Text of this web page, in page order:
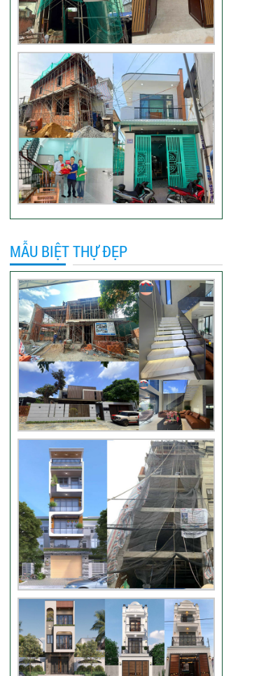
Hóc Môn
Đánh giá của khách
hàng xây nhà 3 tầng
tại Thủ Đức
Video đánh giá của
khách hàng anh Hào
Quận Gò Vấp-Xây
nhà trọn gói
VIDEO đánh giá của
khách hàng xây nhà
trọn gói tại TP Thủ
Video sửa nhà trọn
gói tại Tân Bình
Video hình ảnh thi
công nhà anh Hiếu
Video bàn giao nhà
chị Phượng – Nhà Bè
TPHCM
Video đánh giá từ
khách hàng chị Oanh
– sửa nhà
Nhận xét khách hàng
nhà chú Trung – Gò
Vấp
MẪU BIỆT THỰ ĐẸP